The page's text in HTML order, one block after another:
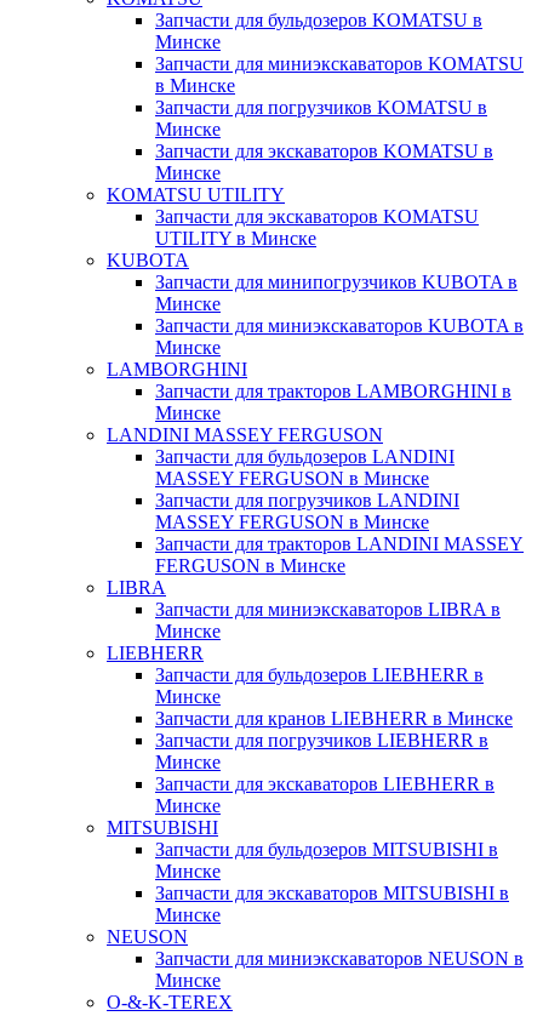
Запчасти для бульдозеров KOMATSU в
Минске
Запчасти для миниэкскаваторов KOMATSU
в Минске
Запчасти для погрузчиков KOMATSU в
Минске
Запчасти для экскаваторов KOMATSU в
Минске
KOMATSU UTILITY
Запчасти для экскаваторов KOMATSU
UTILITY в Минске
KUBOTA
Запчасти для минипогрузчиков KUBOTA в
Минске
Запчасти для миниэкскаваторов KUBOTA в
Минске
LAMBORGHINI
Запчасти для тракторов LAMBORGHINI в
Минске
LANDINI MASSEY FERGUSON
Запчасти для бульдозеров LANDINI
MASSEY FERGUSON в Минске
Запчасти для погрузчиков LANDINI
MASSEY FERGUSON в Минске
Запчасти для тракторов LANDINI MASSEY
FERGUSON в Минске
LIBRA
Запчасти для миниэкскаваторов LIBRA в
Минске
LIEBHERR
Запчасти для бульдозеров LIEBHERR в
Минске
Запчасти для кранов LIEBHERR в Минске
Запчасти для погрузчиков LIEBHERR в
Минске
Запчасти для экскаваторов LIEBHERR в
Минске
MITSUBISHI
Запчасти для бульдозеров MITSUBISHI в
Минске
Запчасти для экскаваторов MITSUBISHI в
Минске
NEUSON
Запчасти для миниэкскаваторов NEUSON в
Минске
O-&-K-TEREX